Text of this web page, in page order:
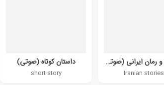
داستان و رمان ایرانی (صوتی)
Iranian stories
داستان کوتاه (صوتی)
short story